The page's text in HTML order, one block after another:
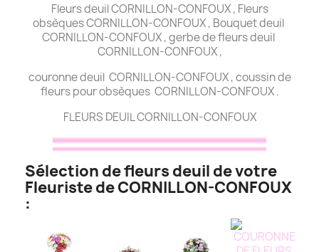
Fleurs deuil CORNILLON-CONFOUX , Fleurs
obsèques CORNILLON-CONFOUX , Bouquet deuil
CORNILLON-CONFOUX , gerbe de fleurs deuil
CORNILLON-CONFOUX ,
couronne deuil CORNILLON-CONFOUX , coussin de
fleurs pour obsèques CORNILLON-CONFOUX .
FLEURS DEUIL CORNILLON-CONFOUX
Sélection de fleurs deuil de votre
Fleuriste de CORNILLON-CONFOUX
: